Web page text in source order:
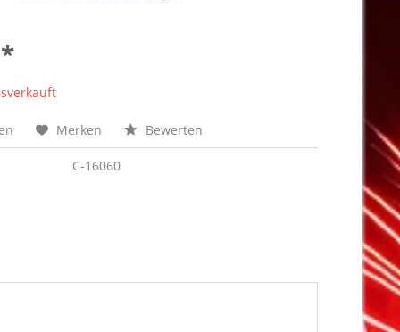
Merken Bewerten
C-16060